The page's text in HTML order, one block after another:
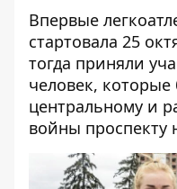
Впервые
стартовала 25
тогда приняли
человек,
центральному и
войны проспекту